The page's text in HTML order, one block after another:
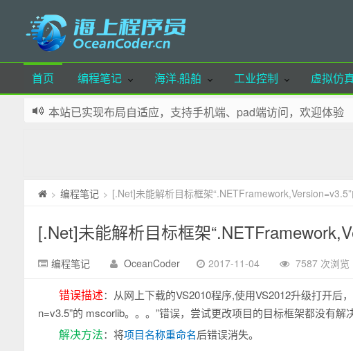
首页 编程笔记 海洋.船舶 工业控制 虚拟仿
本站已实现布局自适应，支持手机端、pad端访问，欢迎体验
本站所下载的资源，若无特殊说明，使用统一解压密码：
> 编程笔记 > [.Net]未能解析目标框架
[.Net]未能解析目标框架
编程笔记 OceanCoder 2017-11-04 7587 次浏览
错误描述：从网上下载的VS2010程序,使用VS2012升级打开后
n=v3.5”的 mscorlib。。。”错误，尝试更改项目的目标框架都没有解
解决方法：将项目名称重命名后错误消失。